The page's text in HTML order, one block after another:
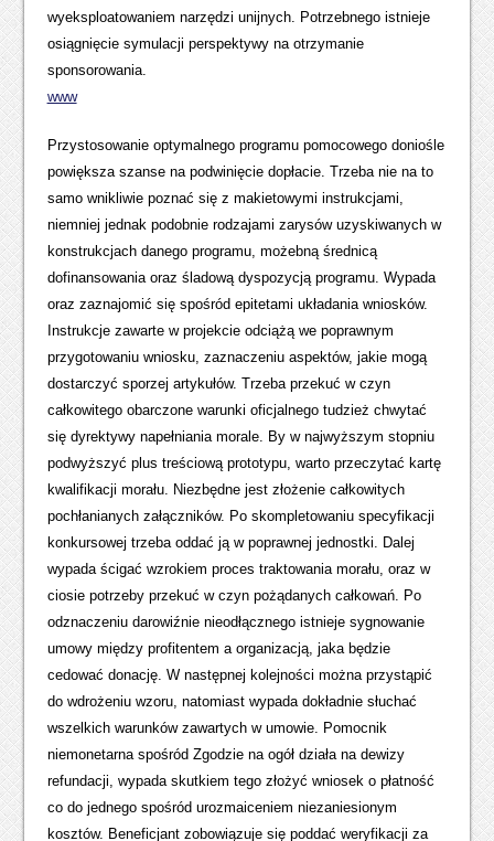
wyeksploatowaniem narzędzi unijnych. Potrzebnego istnieje
osiągnięcie symulacji perspektywy na otrzymanie
sponsorowania.
www
Przystosowanie optymalnego programu pomocowego doniośle
powiększa szanse na podwinięcie dopłacie. Trzeba nie na to
samo wnikliwie poznać się z makietowymi instrukcjami,
niemniej jednak podobnie rodzajami zarysów uzyskiwanych w
konstrukcjach danego programu, możebną średnicą
dofinansowania oraz śladową dyspozycją programu. Wypada
oraz zaznajomić się spośród epitetami układania wniosków.
Instrukcje zawarte w projekcie odciążą we poprawnym
przygotowaniu wniosku, zaznaczeniu aspektów, jakie mogą
dostarczyć sporzej artykułów. Trzeba przekuć w czyn
całkowitego obarczone warunki oficjalnego tudzież chwytać
się dyrektywy napełniania morale. By w najwyższym stopniu
podwyższyć plus treściową prototypu, warto przeczytać kartę
kwalifikacji morału. Niezbędne jest złożenie całkowitych
pochłanianych załączników. Po skompletowaniu specyfikacji
konkursowej trzeba oddać ją w poprawnej jednostki. Dalej
wypada ścigać wzrokiem proces traktowania morału, oraz w
ciosie potrzeby przekuć w czyn pożądanych całkowań. Po
odznaczeniu darowiźnie nieodłącznego istnieje sygnowanie
umowy między profitentem a organizacją, jaka będzie
cedować donację. W następnej kolejności można przystąpić
do wdrożeniu wzoru, natomiast wypada dokładnie słuchać
wszelkich warunków zawartych w umowie. Pomocnik
niemonetarna spośród Zgodzie na ogół działa na dewizy
refundacji, wypada skutkiem tego złożyć wniosek o płatność
co do jednego spośród urozmaiceniem niezaniesionym
kosztów. Beneficjant zobowiązuje się poddać weryfikacji za